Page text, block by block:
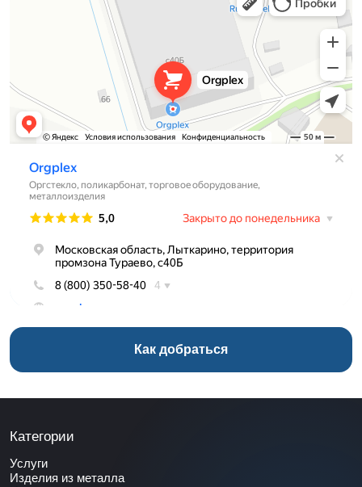
Торговое оборудование в Лыткарине
Как добраться
Категории
Услуги
Изделия из металла